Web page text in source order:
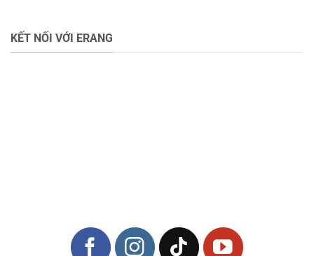
KẾT NỐI VỚI ERANG